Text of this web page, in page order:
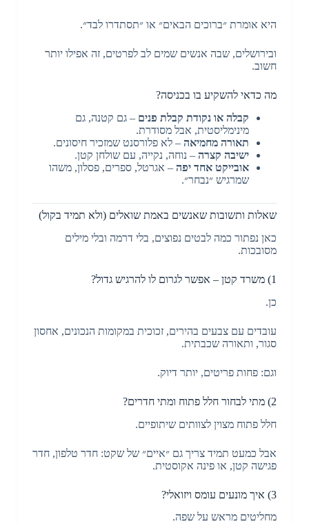
היא אומרת ״ברוכים הבאים״ או ״תסתדרו לבד״.
ובירושלים, שבה אנשים שמים לב לפרטים, זה אפילו יותר
חשוב.
מה כדאי להשקיע בו בכניסה?
קבלה או נקודת קבלת פנים – גם קטנה, גם
מינימליסטית, אבל מסודרת.
תאורה מחמיאה– לא פלורסנט שמזכיר חיסונים.
ישיבה קצרה– נוחה, נקייה, עם שולחן קטן.
אובייקט אחד יפה– אגרטל, ספרים, פסלון, משהו
שמרגיש ״נבחר״.
שאלות ותשובות שאנשים באמת שואלים (ולא תמיד בקול)
כאן נפתור כמה לבטים נפוצים, בלי דרמה ובלי מילים
מסובכות.
1) משרד קטן – אפשר לגרום לו להרגיש גדול?
כן.
עובדים עם צבעים בהירים, זכוכית במקומות הנכונים, אחסון
סגור, ותאורה שכבתית.
וגם: פחות פריטים, יותר דיוק.
2) מתי לבחור חלל פתוח ומתי חדרים?
חלל פתוח מצוין לצוותים שיתופיים.
אבל כמעט תמיד צריך גם ״איים״ של שקט: חדר טלפון, חדר
פגישה קטן, או פינה אקוסטית.
3) איך מונעים עומס ויזואלי?
מחליטים מראש על שפה.